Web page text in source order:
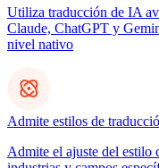
Utiliza traducción de IA
Claude, ChatGPT y
nivel nativo
Admite estilos de
Admite el ajuste del estilo